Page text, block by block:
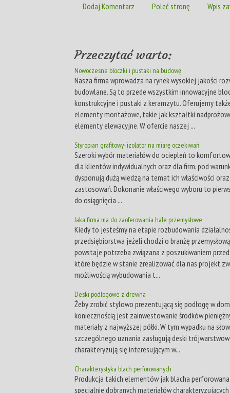
Dodaj Komentarz Poleć stronę Wpis
Przeczytać warto:
Nowoczesne bloczki i pustaki na budowę
Nasza firma wprowadza na rynek wysokiej jakości
budowlane. Są to przede wszystkim innowacyjne
konstrukcyjne i pustaki z keramzytu. Oferujemy
elementy montażowe, takie jak kształtki
elementy elewacyjne. W ofercie naszej ...
Styropian grafitowy- izolator na miarę oczekiwań
Szeroki wybór materiałów do ociepleń to
dla klientów indywidualnych oraz dla firm, pod
dysponują dużą wiedzą na temat ich właściwości
zastosowań. Dokonanie właściwego wyboru to
do osiągnięcia ...
Jaka firma ma do zaoferowania hale przemysłowe
Kiedy to jesteśmy na etapie rozbudowania
przedsiębiorstwa jeżeli chodzi o branżę
powstaje potrzeba związana z poszukiwaniem
które będzie w stanie zrealizować dla nas projekt
możliwością wybudowania t...
Deski podłogowe z drewna
Żeby zrobić stylowo prezentującą się podłogę w
koniecznością jest zainwestowanie środków
materiały z najwyższej półki. W tym wypadku na
szczególnego uznania zasługują deski
charakteryzują się interesującym w...
Charakterystyka blach perforowanych
Produkcja takich elementów jak blacha
specjalnie dobranych materiałów